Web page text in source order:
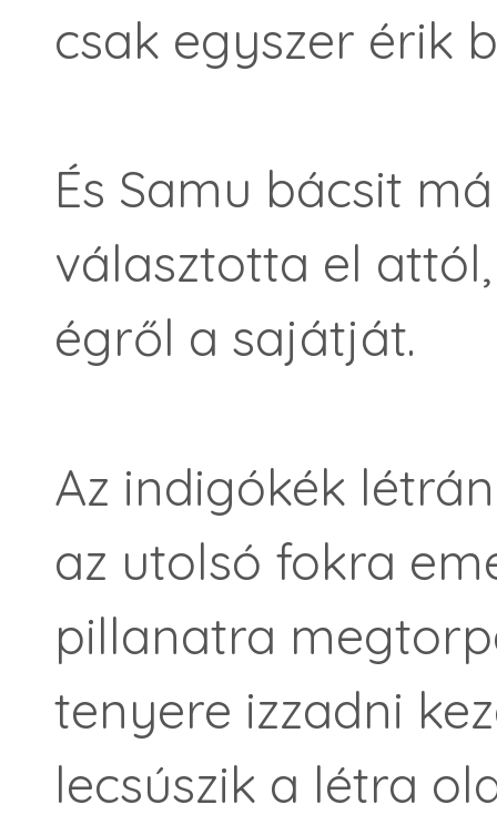
csak egyszer érik
És Samu bácsit
választotta el
égről a sajátját.
Az indigókék
az utolsó fokra
pillanatra
tenyere izzadni
lecsúszik a létra